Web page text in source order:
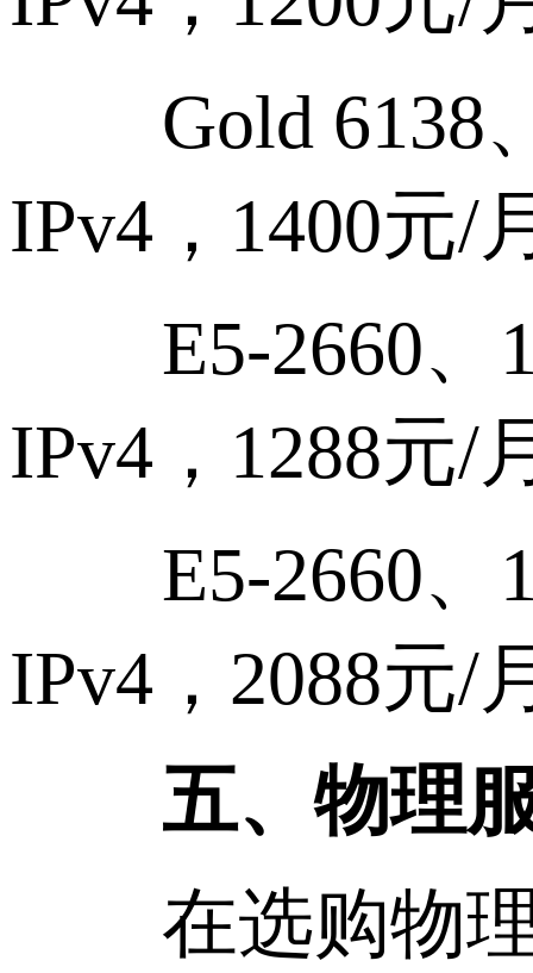
Gold 6138、
IPv4，1400元/
E5-2660、
IPv4，1288元/
E5-2660、
IPv4，2088元/
五、物理服
在选购物理